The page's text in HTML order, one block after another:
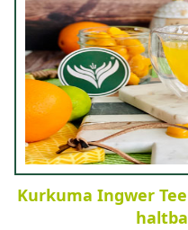
Kurkuma Ingwer